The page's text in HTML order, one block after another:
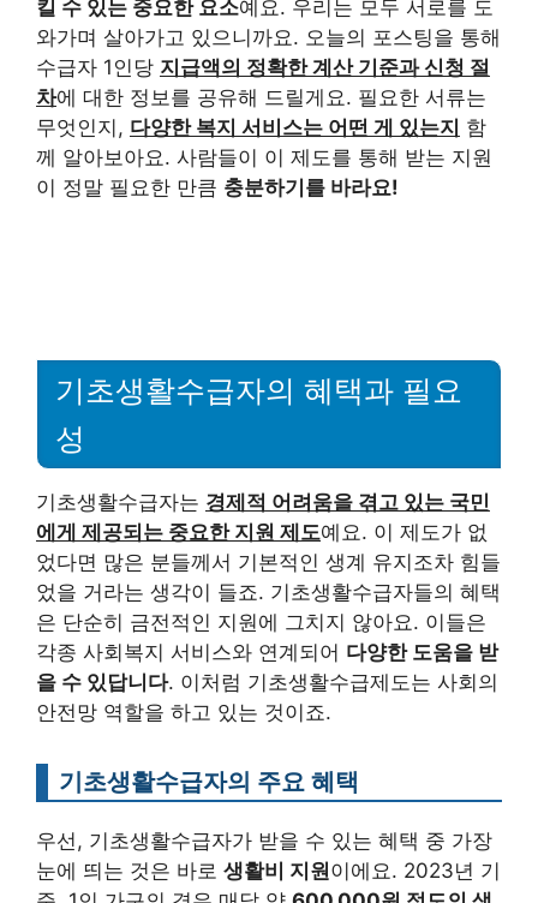
킬 수 있는 중요한 요소예요. 우리는 모두 서로를 도
와가며 살아가고 있으니까요. 오늘의 포스팅을 통해
수급자 1인당 지급액의 정확한 계산 기준과 신청 절
차에 대한 정보를 공유해 드릴게요. 필요한 서류는
무엇인지, 다양한 복지 서비스는 어떤 게 있는지 함
께 알아보아요. 사람들이 이 제도를 통해 받는 지원
이 정말 필요한 만큼 충분하기를 바라요!
기초생활수급자의 혜택과 필요
성
기초생활수급자는 경제적 어려움을 겪고 있는 국민
에게 제공되는 중요한 지원 제도예요. 이 제도가 없
었다면 많은 분들께서 기본적인 생계 유지조차 힘들
었을 거라는 생각이 들죠. 기초생활수급자들의 혜택
은 단순히 금전적인 지원에 그치지 않아요. 이들은
각종 사회복지 서비스와 연계되어 다양한 도움을 받
을 수 있답니다. 이처럼 기초생활수급제도는 사회의
안전망 역할을 하고 있는 것이죠.
기초생활수급자의 주요 혜택
우선, 기초생활수급자가 받을 수 있는 혜택 중 가장
눈에 띄는 것은 바로 생활비 지원이에요. 2023년 기